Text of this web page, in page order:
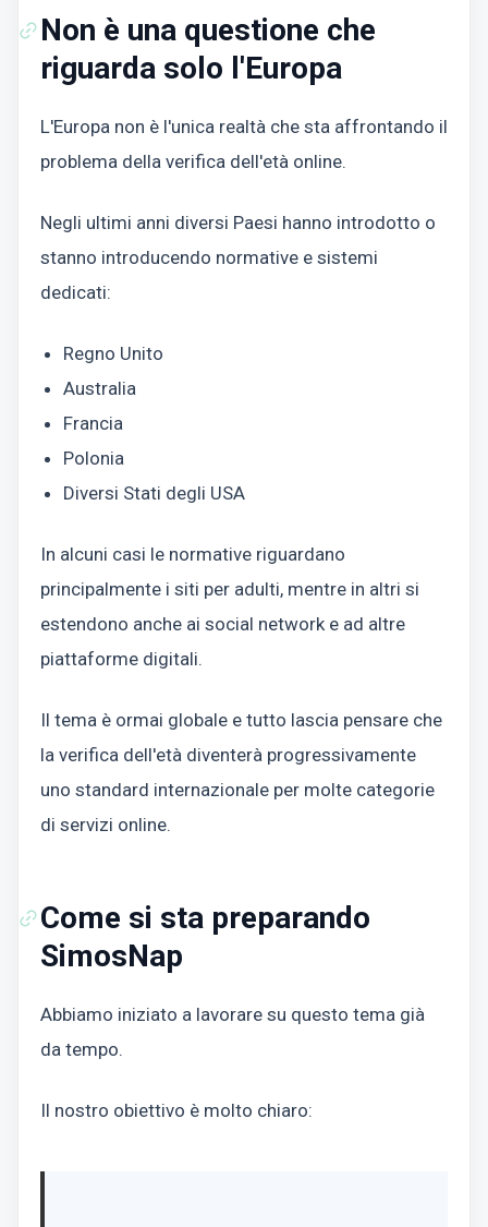
Non è una questione che
riguarda solo l'Europa
L'Europa non è l'unica realtà che sta affrontando il
problema della verifica dell'età online.
Negli ultimi anni diversi Paesi hanno introdotto o
stanno introducendo normative e sistemi
dedicati:
Regno Unito
Australia
Francia
Polonia
Diversi Stati degli USA
In alcuni casi le normative riguardano
principalmente i siti per adulti, mentre in altri si
estendono anche ai social network e ad altre
piattaforme digitali.
Il tema è ormai globale e tutto lascia pensare che
la verifica dell'età diventerà progressivamente
uno standard internazionale per molte categorie
di servizi online.
Come si sta preparando
SimosNap
Abbiamo iniziato a lavorare su questo tema già
da tempo.
Il nostro obiettivo è molto chiaro: